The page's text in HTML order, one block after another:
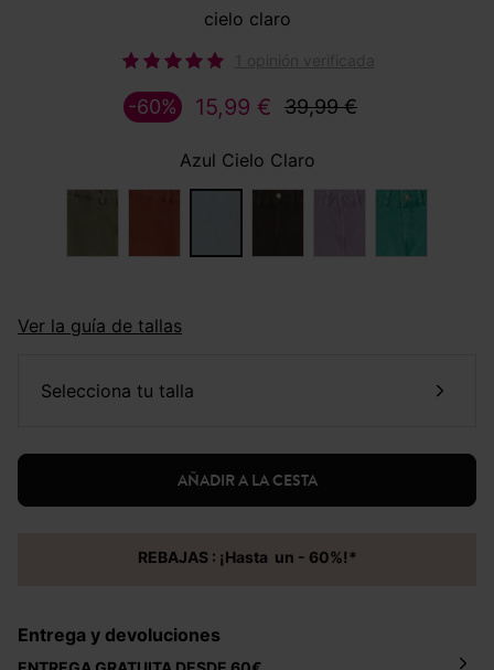
cielo claro
15,99 € 39,99 €
-60%
Azul Cielo Claro
Ver la guía de tallas
selecciona tu talla
AÑADIR A LA CESTA
REBAJAS : ¡Hasta un - 60%!*
Entrega y devoluciones